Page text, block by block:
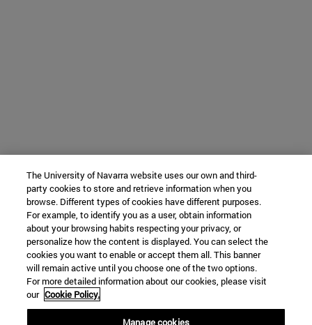
The University of Navarra website uses our own and third-
party cookies to store and retrieve information when you
browse. Different types of cookies have different purposes.
For example, to identify you as a user, obtain information
about your browsing habits respecting your privacy, or
personalize how the content is displayed. You can select the
cookies you want to enable or accept them all. This banner
will remain active until you choose one of the two options.
For more detailed information about our cookies, please visit
our Cookie Policy.
Manage cookies